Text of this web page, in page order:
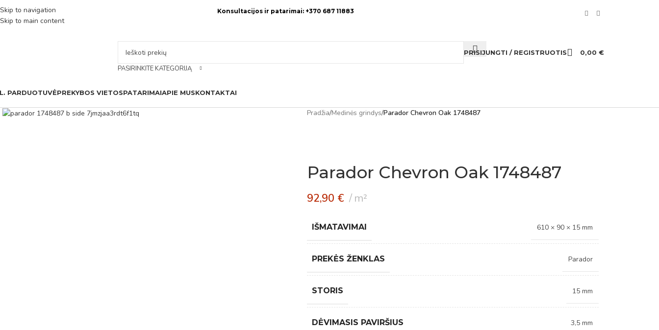
Skip to navigation
Skip to main content
Konsultacijos ir patarimai: +370 687 11883
PASIRINKITE KATEGORIJĄ
PRISIJUNGTI / REGISTRUOTIS 0,00 €
PARDUOTUVĖPREKYBOS VIETOSPATARIMAIAPIE MUSKONTAKTAI
Pradžia/Medinės grindys/Parador Chevron Oak 1748487
Parador Chevron Oak 1748487
92,90 € m²
IŠMATAVIMAI 610 × 90 × 15 mm
PREKĖS ŽENKLAS Parador
STORIS 15 mm
DĖVIMASIS PAVIRŠIUS 3,5 mm